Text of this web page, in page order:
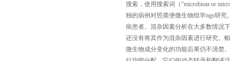
搜索，使用搜索词（“microbiota or
独的病例对照粪便微生物组学ngs研
病患者。混杂因素分析在大多数情况
还没有将其作为混杂因素进行研究。
微生物成分变化的功能后果仍不清楚